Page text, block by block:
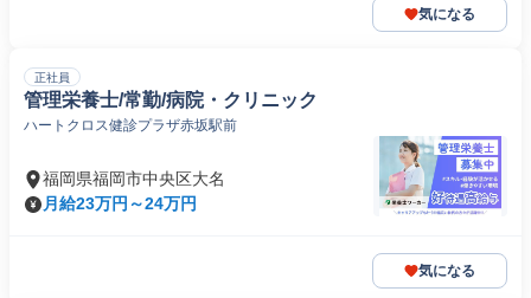
気になる
正社員
管理栄養士/常勤/病院・クリニック
ハートクロス健診プラザ赤坂駅前
福岡県福岡市中央区大名
月給23万円～24万円
気になる